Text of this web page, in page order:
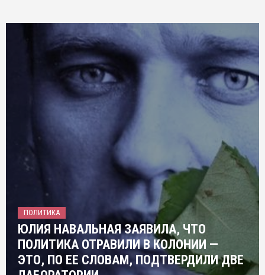
ПОЛИТИКА
ЮЛИЯ НАВАЛЬНАЯ ЗАЯВИЛА, ЧТО
ПОЛИТИКА ОТРАВИЛИ В КОЛОНИИ —
ЭТО, ПО ЕЕ СЛОВАМ, ПОДТВЕРДИЛИ ДВЕ